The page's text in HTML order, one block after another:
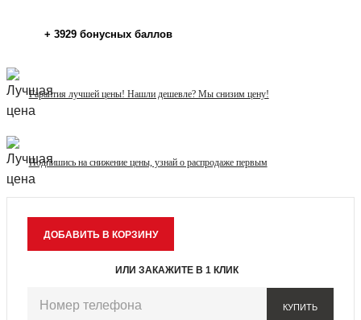
+ 3929 бонусных баллов
Гарантия лучшей цены! Нашли дешевле? Мы снизим цену!
Подпишись на снижение цены, узнай о распродаже первым
ИЛИ ЗАКАЖИТЕ В 1 КЛИК
КУПИТЬ